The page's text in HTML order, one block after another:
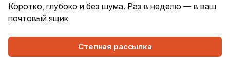
Коротко, глубоко и без шума. Раз в неделю — в ваш
почтовый ящик
Степная рассылка